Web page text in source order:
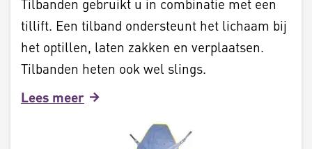
Tilbanden gebruikt u in combinatie met een
tillift. Een tilband ondersteunt het lichaam bij
het optillen, laten zakken en verplaatsen.
Tilbanden heten ook wel slings.
Lees meer